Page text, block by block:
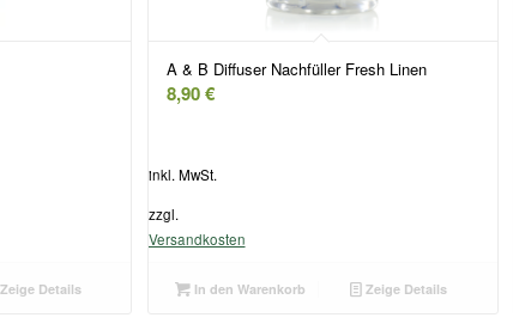
Details
A & B Diffuser Nachfüller Fresh Linen
8,90€
inkl. MwSt.
zzgl.
Versandkosten
In den Warenkorb Zeige Details